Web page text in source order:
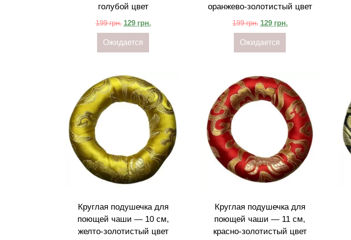
голубой цвет
199грн. 129 грн.
Ожидается
оранжево-золотистый цвет
199грн. 129 грн.
Ожидается
Круглая подушечка для
поющей чаши — 10 см,
желто-золотистый цвет
Круглая подушечка для
поющей чаши — 11 см,
красно-золотистый цвет